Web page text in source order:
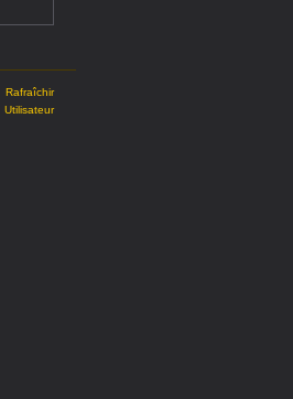
Rafraîchir
Utilisateur